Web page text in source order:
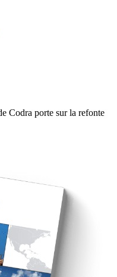
Codra porte sur la refonte